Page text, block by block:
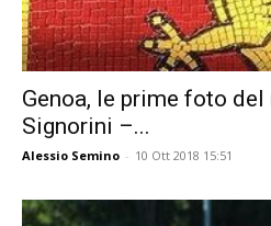
Genoa, le prime foto
Signorini –...
Alessio Semino - 10 Ott 2018 15:51